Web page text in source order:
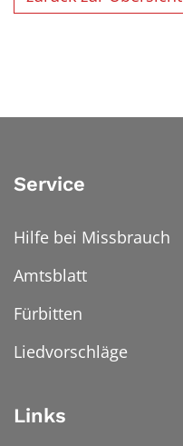
Service
Hilfe bei Missbrauch
Amtsblatt
Fürbitten
Liedvorschläge
Links